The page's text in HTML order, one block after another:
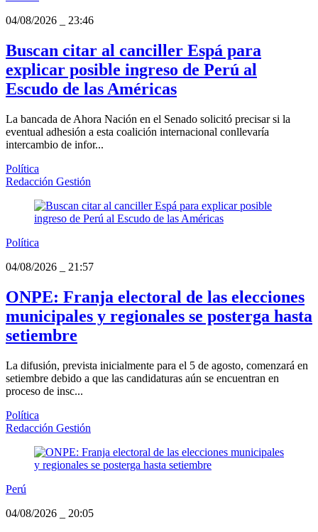
04/08/2026
23:46
Buscan citar al canciller Espá para
explicar posible ingreso de Perú al
Escudo de las Américas
La bancada de Ahora Nación en el Senado solicitó precisar si la
eventual adhesión a esta coalición internacional conllevaría
intercambio de infor...
Política
Redacción Gestión
Política
04/08/2026
21:57
ONPE: Franja electoral de las elecciones
municipales y regionales se posterga hasta
setiembre
La difusión, prevista inicialmente para el 5 de agosto, comenzará en
setiembre debido a que las candidaturas aún se encuentran en
proceso de insc...
Política
Redacción Gestión
Perú
04/08/2026
20:05